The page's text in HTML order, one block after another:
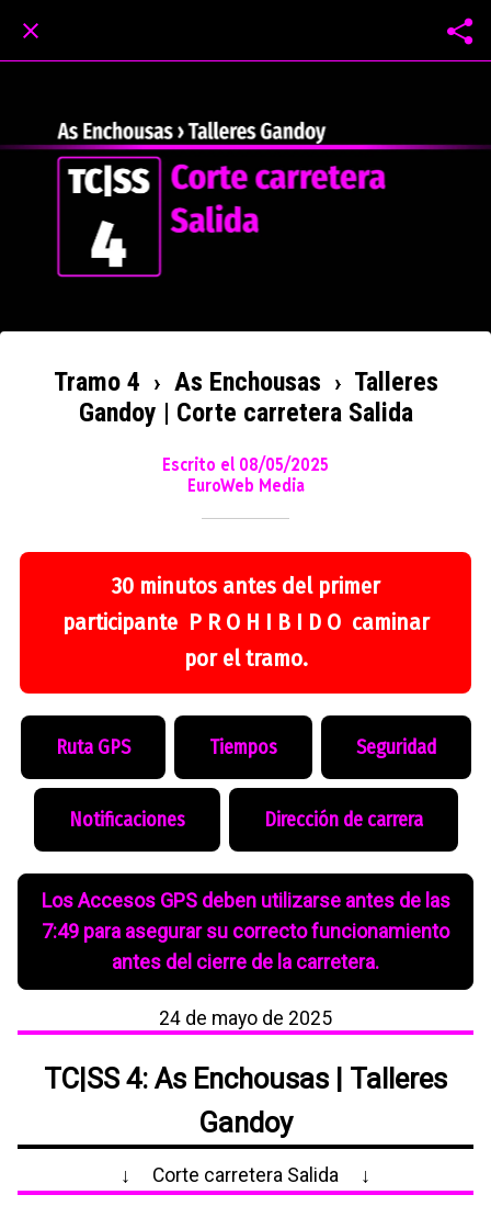
Tramo 4 › As Enchousas › Talleres
Gandoy | Corte carretera Salida
Escrito el 08/05/2025
EuroWeb Media
30 minutos antes del primer
participante P R O H I B I D O caminar
por el tramo.
Ruta GPS Tiempos Seguridad
Notificaciones Dirección de carrera
Los Accesos GPS deben utilizarse antes de las
7:49 para asegurar su correcto funcionamiento
antes del cierre de la carretera.
24 de mayo de 2025
TC|SS 4: As Enchousas | Talleres
Gandoy
↓ Corte carretera Salida ↓